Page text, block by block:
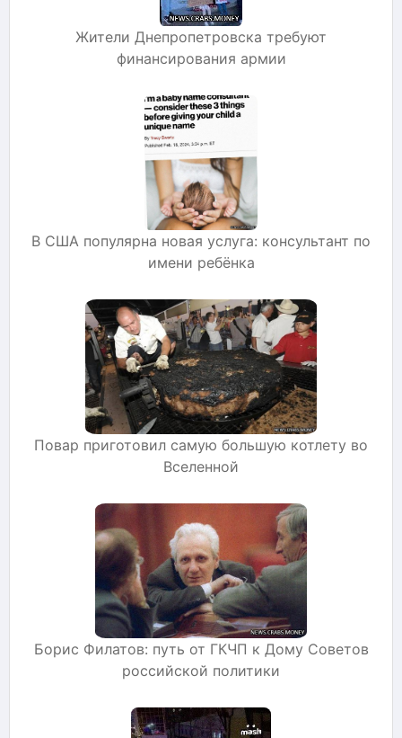
Жители Днепропетровска требуют
финансирования армии
В США популярна новая услуга: консультант по
имени ребёнка
Повар приготовил самую большую котлету во
Вселенной
Борис Филатов: путь от ГКЧП к Дому Советов
российской политики